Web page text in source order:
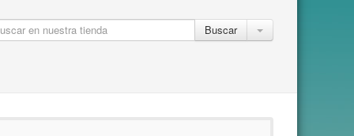
Buscar